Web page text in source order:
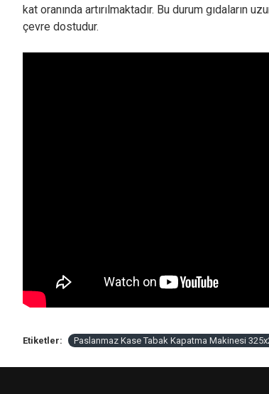
kat oranında artırılmaktadır. Bu durum gıdaların
çevre dostudur.
Etiketler: Paslanmaz Kase Tabak Kapatma Makinesi